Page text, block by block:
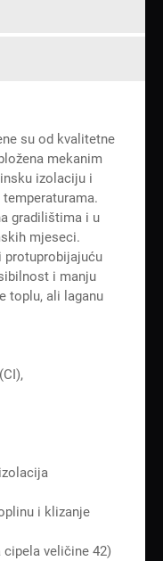
su od kvalitetne
mekanim
izolaciju i
gradilištima i u
mjeseci.
protuprobijajuću
i manju
toplu, ali laganu
i klizanje
cipela veličine 42)